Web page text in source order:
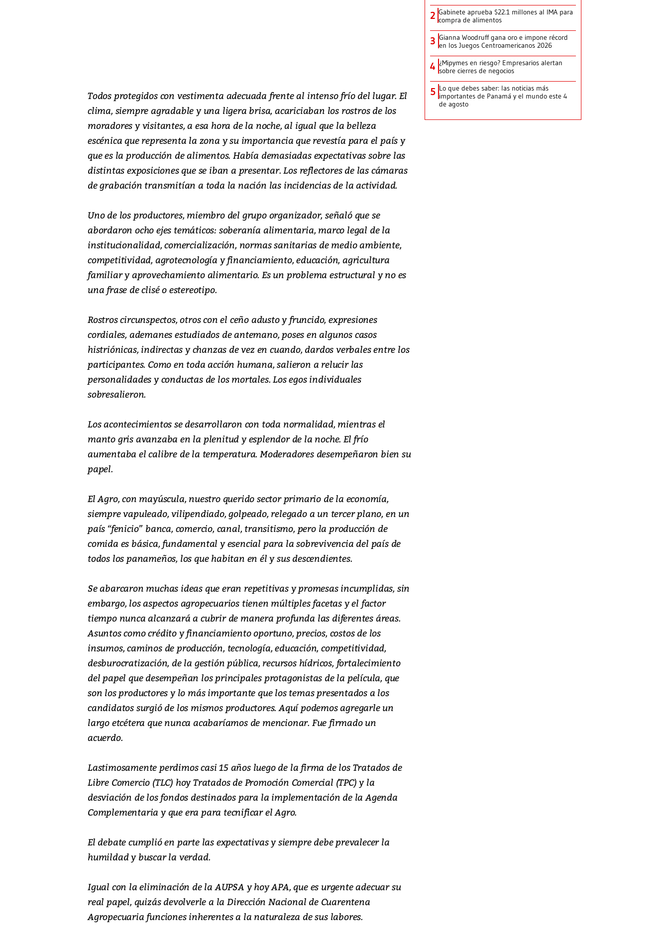
Todos protegidos con vestimenta adecuada frente al intenso frío del lugar. El
clima, siempre agradable y una ligera brisa, acariciaban los rostros de los
moradores y visitantes, a esa hora de la noche, al igual que la belleza
escénica que representa la zona y su importancia que revestía para el país y
que es la producción de alimentos. Había demasiadas expectativas sobre las
distintas exposiciones que se iban a presentar. Los reflectores de las cámaras
de grabación transmitían a toda la nación las incidencias de la actividad.
Uno de los productores, miembro del grupo organizador, señaló que se
abordaron ocho ejes temáticos: soberanía alimentaria, marco legal de la
institucionalidad, comercialización, normas sanitarias de medio ambiente,
competitividad, agrotecnología y financiamiento, educación, agricultura
familiar y aprovechamiento alimentario. Es un problema estructural y no es
una frase de clisé o estereotipo.
Rostros circunspectos, otros con el ceño adusto y fruncido, expresiones
cordiales, ademanes estudiados de antemano, poses en algunos casos
histriónicas, indirectas y chanzas de vez en cuando, dardos verbales entre los
participantes. Como en toda acción humana, salieron a relucir las
personalidades y conductas de los mortales. Los egos individuales
sobresalieron.
Los acontecimientos se desarrollaron con toda normalidad, mientras el
manto gris avanzaba en la plenitud y esplendor de la noche. El frío
aumentaba el calibre de la temperatura. Moderadores desempeñaron bien su
papel.
El Agro, con mayúscula, nuestro querido sector primario de la economía,
siempre vapuleado, vilipendiado, golpeado, relegado a un tercer plano, en un
país “fenicio” banca, comercio, canal, transitismo, pero la producción de
comida es básica, fundamental y esencial para la sobrevivencia del país de
todos los panameños, los que habitan en él y sus descendientes.
Se abarcaron muchas ideas que eran repetitivas y promesas incumplidas, sin
embargo, los aspectos agropecuarios tienen múltiples facetas y el factor
tiempo nunca alcanzará a cubrir de manera profunda las diferentes áreas.
Asuntos como crédito y financiamiento oportuno, precios, costos de los
insumos, caminos de producción, tecnología, educación, competitividad,
desburocratización, de la gestión pública, recursos hídricos, fortalecimiento
del papel que desempeñan los principales protagonistas de la película, que
son los productores y lo más importante que los temas presentados a los
candidatos surgió de los mismos productores. Aquí podemos agregarle un
largo etcétera que nunca acabaríamos de mencionar. Fue firmado un
acuerdo.
Lastimosamente perdimos casi 15 años luego de la firma de los Tratados de
Libre Comercio (TLC) hoy Tratados de Promoción Comercial (TPC) y la
desviación de los fondos destinados para la implementación de la Agenda
Complementaria y que era para tecnificar el Agro.
El debate cumplió en parte las expectativas y siempre debe prevalecer la
humildad y buscar la verdad.
Igual con la eliminación de la AUPSA y hoy APA, que es urgente adecuar su
real papel, quizás devolverle a la Dirección Nacional de Cuarentena
Agropecuaria funciones inherentes a la naturaleza de sus labores.
2 Gabinete aprueba $22.1 millones al IMA para
compra de alimentos
3 Gianna Woodruff gana oro e impone récord
en los Juegos Centroamericanos 2026
4 ¿Mipymes en riesgo? Empresarios alertan
sobre cierres de negocios
5 Lo que debes saber: las noticias más
importantes de Panamá y el mundo este 4
de agosto